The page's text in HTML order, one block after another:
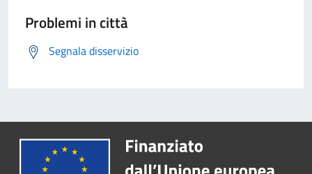
Problemi in città
Segnala disservizio